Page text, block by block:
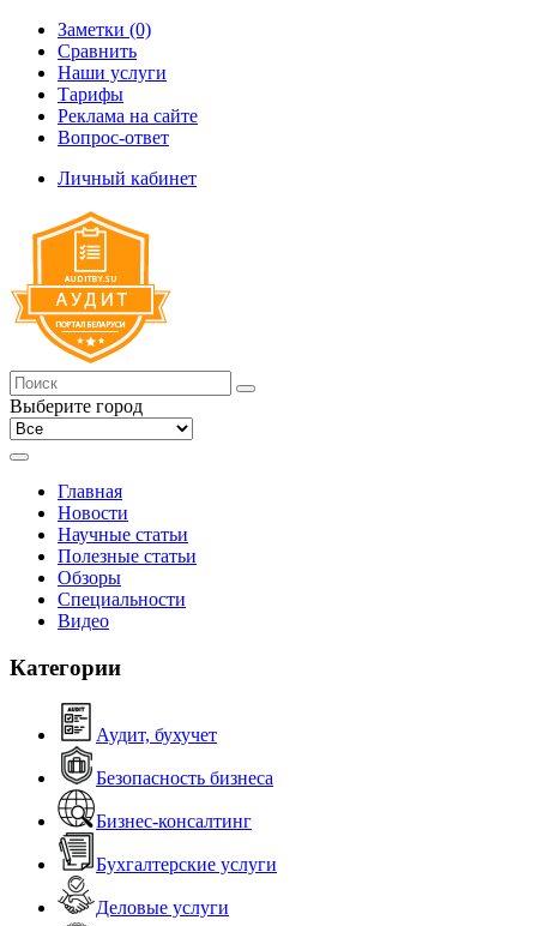
Заметки (0)
Сравнить
Наши услуги
Тарифы
Реклама на сайте
Вопрос-ответ
Личный кабинет
Выберите город
Главная
Новости
Научные статьи
Полезные статьи
Обзоры
Специальности
Видео
Категории
Аудит, бухучет
Безопасность бизнеса
Бизнес-консалтинг
Бухгалтерские услуги
Деловые услуги